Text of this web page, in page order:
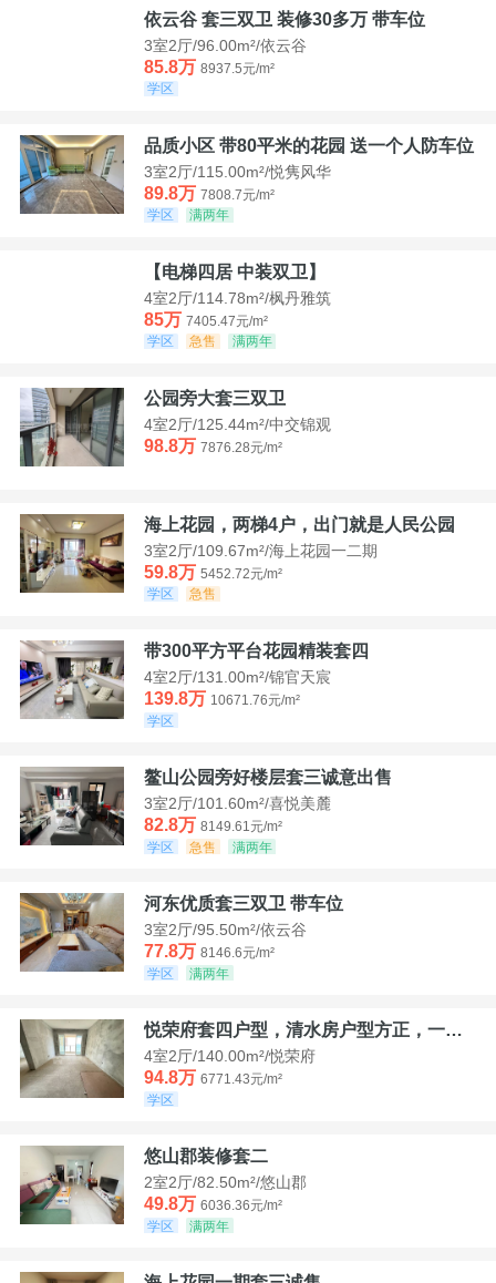
依云谷 套三双卫 装修30多万 带车位
3室2厅/96.00m²/依云谷
85.8万 8937.5元/m²
学区
品质小区 带80平米的花园 送一个人防车位
3室2厅/115.00m²/悦隽风华
89.8万 7808.7元/m²
学区
满两年
【电梯四居 中装双卫】
4室2厅/114.78m²/枫丹雅筑
85万 7405.47元/m²
学区
急售 满两年
公园旁大套三双卫
4室2厅/125.44m²/中交锦观
98.8万 7876.28元/m²
海上花园，两梯4户，出门就是人民公园
3室2厅/109.67m²/海上花园一二期
59.8万 5452.72元/m²
学区
急售
带300平方平台花园精装套四
4室2厅/131.00m²/锦官天宸
139.8万 10671.76元/m²
学区
鳌山公园旁好楼层套三诚意出售
3室2厅/101.60m²/喜悦美麓
82.8万 8149.61元/m²
学区
急售 满两年
河东优质套三双卫 带车位
3室2厅/95.50m²/依云谷
77.8万 8146.6元/m²
学区
满两年
悦荣府套四户型，清水房户型方正，一口价94，8
4室2厅/140.00m²/悦荣府
94.8万 6771.43元/m²
学区
悠山郡装修套二
2室2厅/82.50m²/悠山郡
49.8万 6036.36元/m²
学区
满两年